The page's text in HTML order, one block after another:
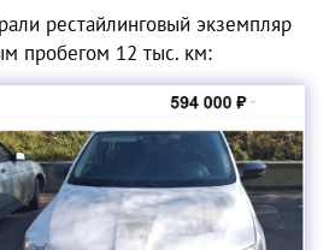
рестайлинговый экземпляр
пробегом 12 тыс. км: